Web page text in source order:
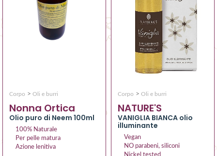
Corpo > Oli e burri
Nonna Ortica
Olio puro di Neem 100ml
100% Naturale
Per pelle matura
Azione lenitiva
Corpo > Oli e burri
NATURE'S
VANIGLIA BIANCA olio
illuminante
Vegan
NO parabeni, siliconi